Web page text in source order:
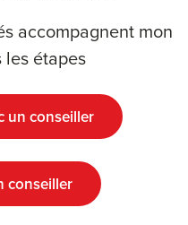
accompagnent mon
étapes
un conseiller
conseiller